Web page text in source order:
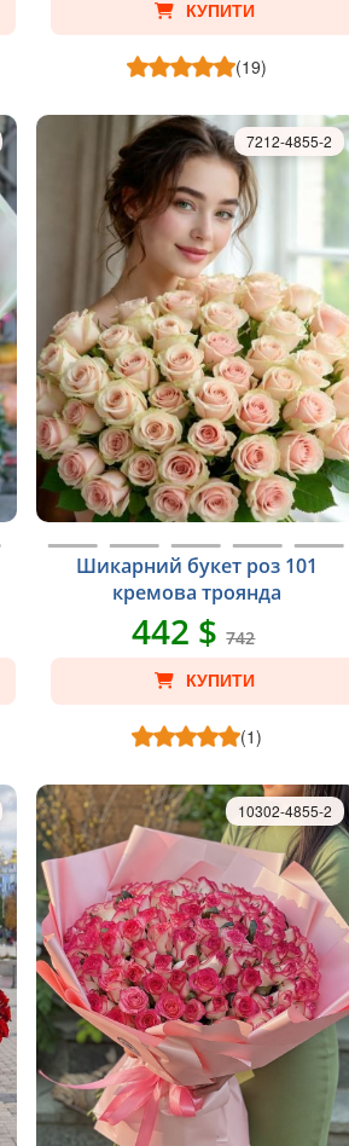
КУПИТИ
(19)
Шикарний букет роз 101
кремова троянда
7212-4855-2
442 $742
КУПИТИ
(1)
10302-4855-2